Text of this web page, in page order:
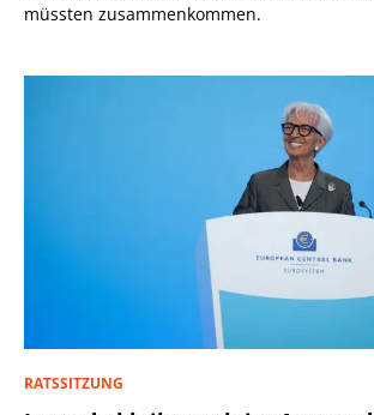
müssten zusammenkommen.
RATSSITZUNG